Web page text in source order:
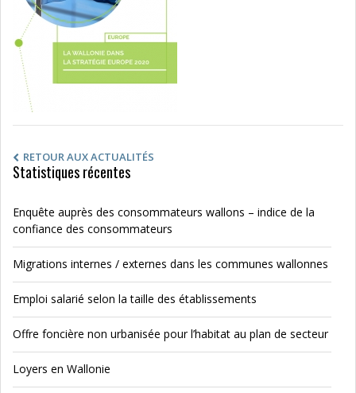
RETOUR AUX ACTUALITÉS
Statistiques récentes
Enquête auprès des consommateurs wallons – indice de la
confiance des consommateurs
Migrations internes / externes dans les communes wallonnes
Emploi salarié selon la taille des établissements
Offre foncière non urbanisée pour l’habitat au plan de secteur
Loyers en Wallonie